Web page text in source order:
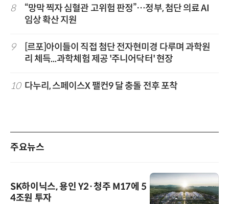
8
“망막 찍자 심혈관 고위험 판정”…정부, 첨단 의료 AI
임상 확산 지원
9
[르포]아이들이 직접 첨단 전자현미경 다루며 과학원
리 체득...과학체험 제공 '주니어닥터' 현장
10 다누리, 스페이스X 팰컨9 달 충돌 전후 포착
주요뉴스
SK하이닉스, 용인 Y2·청주 M17에 5
4조원 투자